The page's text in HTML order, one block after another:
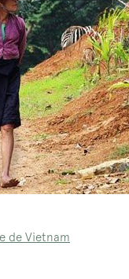
de Vietnam